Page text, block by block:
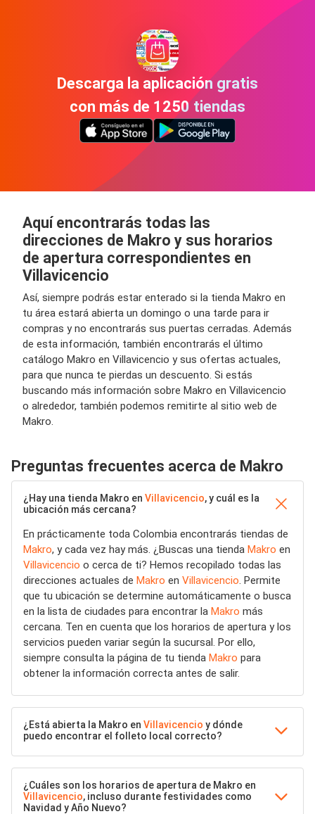
Descarga la aplicación gratis
con más de 1250 tiendas
Aquí encontrarás todas las
direcciones de Makro y sus horarios
de apertura correspondientes en
Villavicencio
Así, siempre podrás estar enterado si la tienda Makro en
tu área estará abierta un domingo o una tarde para ir
compras y no encontrarás sus puertas cerradas. Además
de esta información, también encontrarás el último
catálogo Makro en Villavicencio y sus ofertas actuales,
para que nunca te pierdas un descuento. Si estás
buscando más información sobre Makro en Villavicencio
o alrededor, también podemos remitirte al sitio web de
Makro.
Preguntas frecuentes acerca de Makro
¿Hay una tienda Makro en Villavicencio, y cuál es la
ubicación más cercana?
En prácticamente toda Colombia encontrarás tiendas de
Makro, y cada vez hay más. ¿Buscas una tienda Makro en
Villavicencio o cerca de ti? Hemos recopilado todas las
direcciones actuales de Makro en Villavicencio. Permite
que tu ubicación se determine automáticamente o busca
en la lista de ciudades para encontrar la Makro más
cercana. Ten en cuenta que los horarios de apertura y los
servicios pueden variar según la sucursal. Por ello,
siempre consulta la página de tu tienda Makro para
obtener la información correcta antes de salir.
¿Está abierta la Makro en Villavicencio y dónde
puedo encontrar el folleto local correcto?
¿Cuáles son los horarios de apertura de Makro en
Villavicencio, incluso durante festividades como
Navidad y Año Nuevo?